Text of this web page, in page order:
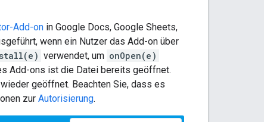
Add-on in Google Docs, Google Sheets,
wenn ein Nutzer das Add-on über
verwendet, um onOpen(e)
Add-ons ist die Datei bereits geöffnet.
geöffnet. Beachten Sie, dass es
zur Autorisierung.